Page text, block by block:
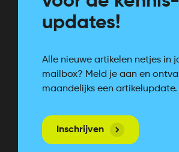
updates!
Alle nieuwe artikelen netjes in
mailbox? Meld je aan en
maandelijks een artikelupdate.
Inschrijven